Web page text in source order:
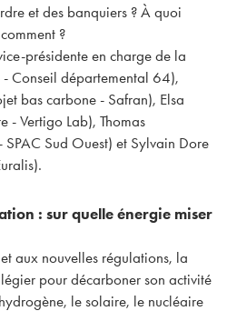
et des banquiers ? À quoi
?
présidente en charge de la
Conseil départemental 64),
bas carbone - Safran), Elsa
- Vertigo Lab), Thomas
Sud Ouest) et Sylvain Dore
: sur quelle énergie miser
aux nouvelles régulations, la
pour décarboner son activité
le solaire, le nucléaire